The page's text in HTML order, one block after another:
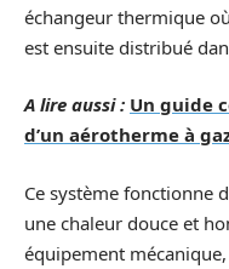
échangeur thermique
est ensuite distribué
A lire aussi : Un guide
d’un aérotherme à
Ce système fonctionne
une chaleur douce et
équipement